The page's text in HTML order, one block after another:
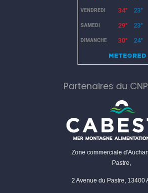
Partenaires du
Zone commerciale
Pastre,
2 Avenue du Pastre, 13400